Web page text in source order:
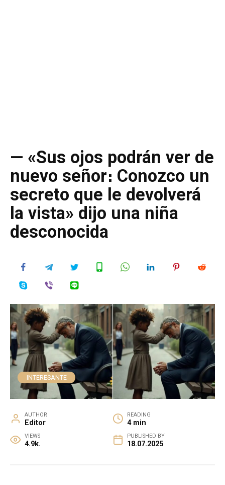
— «Sus ojos podrán ver de
nuevo señor։ Conozco un
secreto que le devolverá
la vista» dijo una niña
desconocida
INTERESANTE
AUTHOR
Editor
READING
4 min
VIEWS
4.9k.
PUBLISHED BY
18.07.2025